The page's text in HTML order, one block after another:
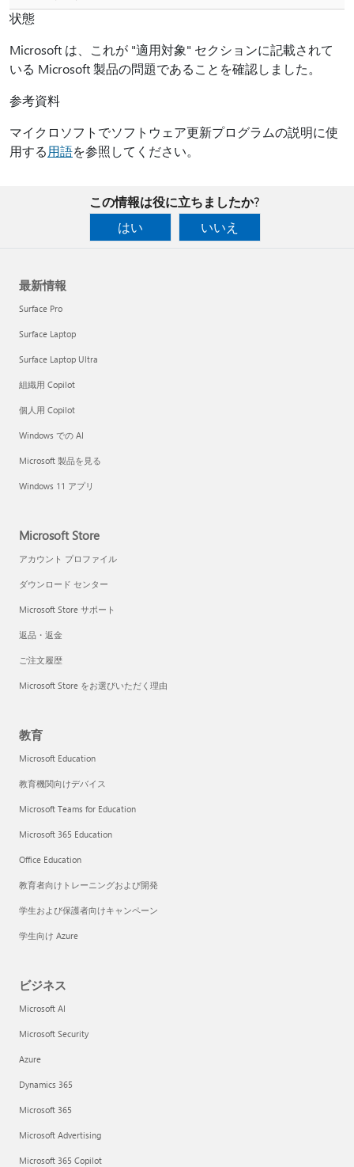
状態
Microsoft は、これが "適用対象" セクションに記載されて
いる Microsoft 製品の問題であることを確認しました。
参考資料
マイクロソフトでソフトウェア更新プログラムの説明に使
用する用語を参照してください。
この情報は役に立ちましたか?
はい
いいえ
最新情報
Surface Pro
Surface Laptop
Surface Laptop Ultra
組織用 Copilot
個人用 Copilot
Windows での AI
Microsoft 製品を見る
Windows 11 アプリ
Microsoft Store
アカウント プロファイル
ダウンロード センター
Microsoft Store サポート
返品・返金
ご注文履歴
Microsoft Store をお選びいただく理由
教育
Microsoft Education
教育機関向けデバイス
Microsoft Teams for Education
Microsoft 365 Education
Office Education
教育者向けトレーニングおよび開発
学生および保護者向けキャンペーン
学生向け Azure
ビジネス
Microsoft AI
Microsoft Security
Azure
Dynamics 365
Microsoft 365
Microsoft Advertising
Microsoft 365 Copilot